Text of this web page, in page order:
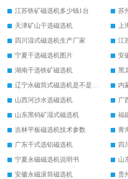
江苏铁矿磁选机多少钱1台
苏
天津矿山干选磁选机
上
四川湿式磁选机生产厂家
江
宁夏干选磁选机图片
安
湖南干选铁矿磁选机
辽宁永磁筒式磁选机是不是强磁
内
山西河沙水选磁选机
广
山东黑钨矿湿式磁选机
福
吉林平板磁选机技术参数
青
广东干式选铝磁选机
四
宁夏永磁磁选机说明书
山
安徽永磁滚筒磁选机
贵